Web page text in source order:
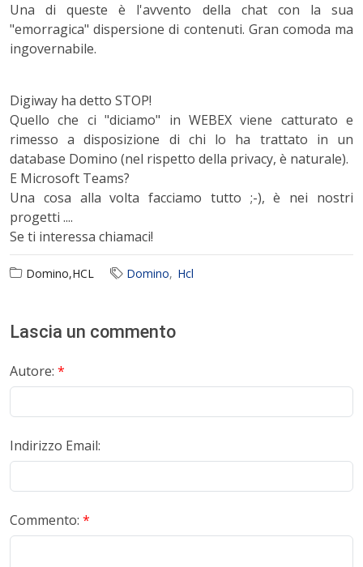
Una di queste è l'avvento della chat con la sua
"emorragica" dispersione di contenuti. Gran comoda ma
ingovernabile.
Digiway ha detto STOP!
Quello che ci "diciamo" in WEBEX viene catturato e
rimesso a disposizione di chi lo ha trattato in un
database Domino (nel rispetto della privacy, è naturale).
E Microsoft Teams?
Una cosa alla volta facciamo tutto ;-), è nei nostri
progetti ....
Se ti interessa chiamaci!
Domino,HCL Domino Hcl
Lascia un commento
Autore: *
Indirizzo Email:
Commento: *